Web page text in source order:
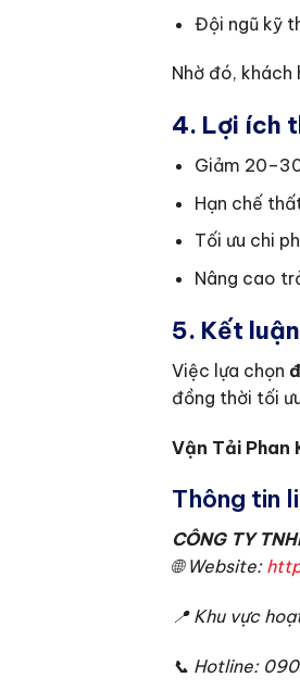
Đội ngũ kỹ
Nhờ đó, khách
4. Lợi ích
Giảm
Hạn chế
Tối ưu chi
Nâng cao
5. Kết luận
Việc lựa chọn
đồng thời tối
Vận Tải Phan
Thông tin
CÔNG TY
🌐 Website:
📍 Khu vực
📞 Hotline: